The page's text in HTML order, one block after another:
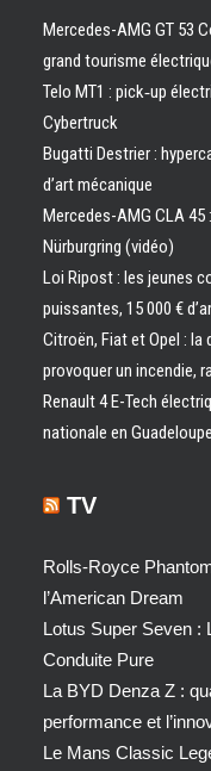
Mercedes-AMG GT 53
grand tourisme
Telo MT1 : pick‑up
Cybertruck
Bugatti Destrier :
d’art mécanique
Mercedes-AMG CLA 45
Nürburgring (vidéo)
Loi Ripost : les jeunes
puissantes, 15 000 €
Citroën, Fiat et Opel :
provoquer un incendie,
Renault 4 E-Tech
nationale en Guadeloupe
TV
Rolls-Royce
l’American Dream
Lotus Super Seven :
Conduite Pure
La BYD Denza Z :
performance et
Le Mans Classic